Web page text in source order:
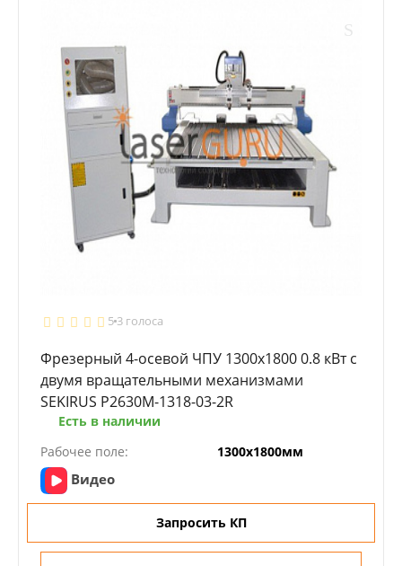
5 3 голоса
Фрезерный 4-осевой ЧПУ 1300x1800 0.8 кВт с
двумя вращательными механизмами
SEKIRUS P2630M-1318-03-2R
Есть в наличии
Рабочее поле:
1300х1800мм
Видео
Запросить КП